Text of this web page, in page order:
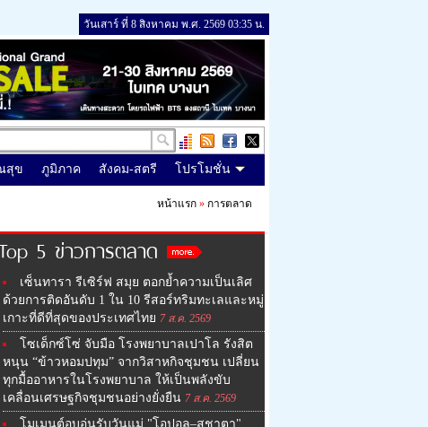
วันเสาร์ ที่ 8 สิงหาคม พ.ศ. 2569 03:35 น.
สุข ภูมิภาค สังคม-สตรี โปรโมชั่น
หน้าแรก » การตลาด
5 ข่าวการตลาด
เซ็นทารา รีเซิร์ฟ สมุย ตอกย้ำความเป็นเลิศ
ด้วยการติดอันดับ 1 ใน 10 รีสอร์ทริมทะเลและหมู่
เกาะที่ดีที่สุดของประเทศไทย 7 ส.ค. 2569
โซเด็กซ์โซ่ จับมือ โรงพยาบาลเปาโล รังสิต
หนุน “ข้าวหอมปทุม” จากวิสาหกิจชุมชน เปลี่ยน
ทุกมื้ออาหารในโรงพยาบาล ให้เป็นพลังขับ
เคลื่อนเศรษฐกิจชุมชนอย่างยั่งยืน 7 ส.ค. 2569
โมเมนต์อบอุ่นรับวันแม่ "โอปอล–สุชาตา"